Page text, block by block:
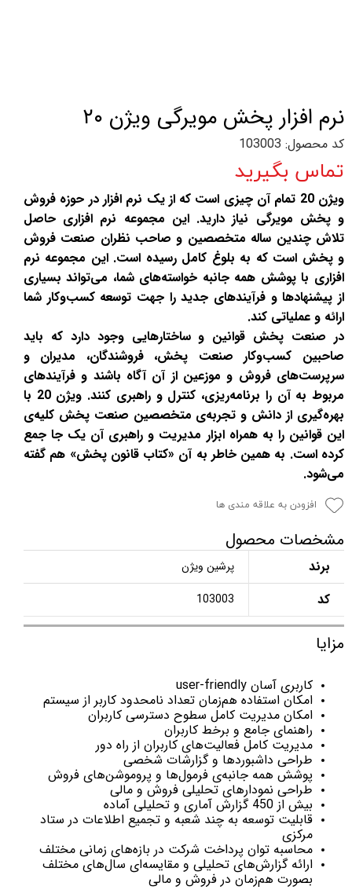
نرم افزار پخش مویرگی ویژن ۲۰
کد محصول: 103003
تماس بگیرید
ویژن 20 تمام آن چیزی است که از یک نرم افزار در حوزه فروش
و پخش مویرگی نیاز دارید. این مجموعه نرم افزاری حاصل
تلاش چندین ساله متخصصین و صاحب نظران صنعت فروش
و پخش است که به بلوغ کامل رسیده است. این مجموعه نرم
افزاری با پوشش همه جانبه خواسته‌های شما، می‌تواند بسیاری
از پیشنهادها و فرآیندهای جدید را جهت توسعه کسب‌و‌کار شما
ارائه و عملیاتی کند.
در صنعت پخش قوانین و ساختارهایی وجود دارد که باید
صاحبین کسب‌وکار صنعت پخش، فروشندگان، مدیران و
سرپرست‌های فروش و موزعین از آن آگاه باشند و فرآیندهای
مربوط به آن را برنامه‌ریزی، کنترل و راهبری کنند. ویژن 20 با
بهره‌گیری از دانش و تجربه‌ی متخصصین صنعت پخش کلیه‌ی
این قوانین را به همراه ابزار مدیریت و راهبری آن یک جا جمع
کرده است. به همین خاطر به آن «کتاب قانون پخش» هم گفته
می‌شود.
افزودن به علاقه مندی ها
مشخصات محصول
برند پرشین ویژن
کد 103003
مزایا
کاربری آسان user-friendly
امکان استفاده هم‌زمان تعداد نامحدود کاربر از سیستم
امکان مدیریت کامل سطوح دسترسی کاربران
راهنمای جامع و برخط کاربران
مدیریت کامل فعالیت‌های کاربران از راه دور
طراحی داشبوردها و گزارشات شخصی
پوشش همه جانبه‌ی فرمول‌ها و پروموشن‌های فروش
طراحی نمودارهای تحلیلی فروش و مالی
بیش از 450 گزارش آماری و تحلیلی آماده
قابلیت توسعه به چند شعبه و تجمیع اطلاعات در ستاد
مرکزی
محاسبه توان پرداخت شرکت در بازه‌های زمانی مختلف
ارائه گزارش‌های تحلیلی و مقایسه‌ای سال‌های مختلف
بصورت هم‌زمان در فروش و مالی